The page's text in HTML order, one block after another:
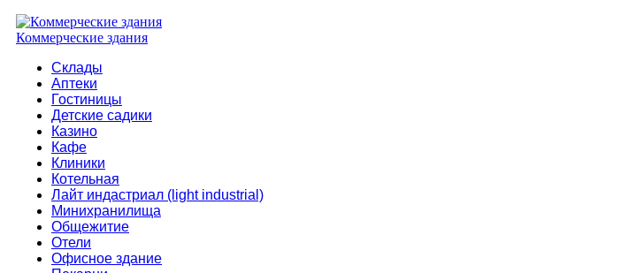
Коммерческие здания
Склады
Аптеки
Гостиницы
Детские садики
Казино
Кафе
Клиники
Котельная
Лайт индастриал (light industrial)
Минихранилища
Общежитие
Отели
Офисное здание